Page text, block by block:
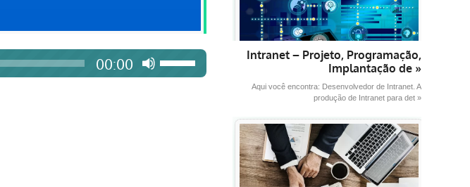
00:00
Use
as
Intranet – Projeto, Programação,
Implantação de »
Aqui você encontra: Desenvolvedor de Intranet. A
produção de Intranet para det »